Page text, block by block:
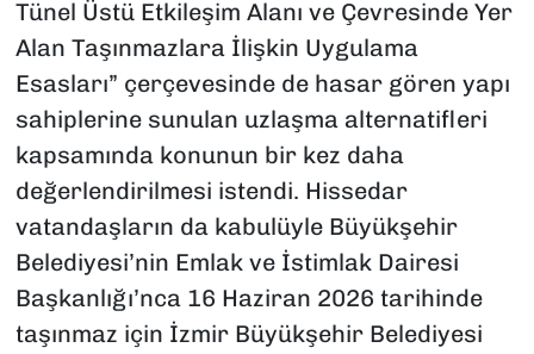
Tünel Üstü Etkileşim Alanı ve Çevresinde Yer
Alan Taşınmazlara İlişkin Uygulama
Esasları” çerçevesinde de hasar gören yapı
sahiplerine sunulan uzlaşma alternatifleri
kapsamında konunun bir kez daha
değerlendirilmesi istendi. Hissedar
vatandaşların da kabulüyle Büyükşehir
Belediyesi’nin Emlak ve İstimlak Dairesi
Başkanlığı’nca 16 Haziran 2026 tarihinde
taşınmaz için İzmir Büyükşehir Belediyesi